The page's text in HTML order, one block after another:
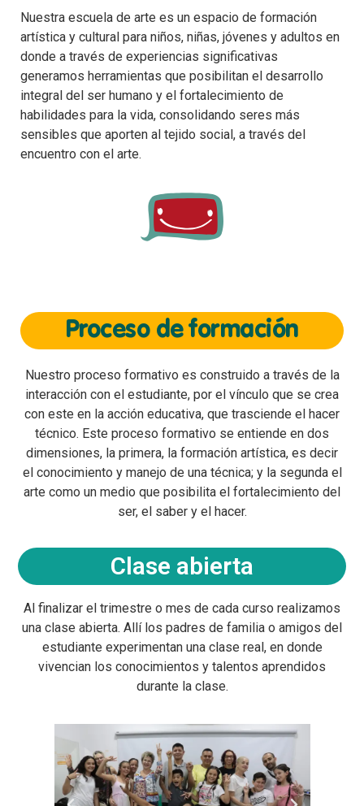
Nuestra escuela de arte es un espacio de formación
artística y cultural para niños, niñas, jóvenes y adultos en
donde a través de experiencias significativas
generamos herramientas que posibilitan el desarrollo
integral del ser humano y el fortalecimiento de
habilidades para la vida, consolidando seres más
sensibles que aporten al tejido social, a través del
encuentro con el arte.
Proceso de formación
Nuestro proceso formativo es construido a través de la
interacción con el estudiante, por el vínculo que se crea
con este en la acción educativa, que trasciende el hacer
técnico. Este proceso formativo se entiende en dos
dimensiones, la primera, la formación artística, es decir
el conocimiento y manejo de una técnica; y la segunda el
arte como un medio que posibilita el fortalecimiento del
ser, el saber y el hacer.
Clase abierta
Al finalizar el trimestre o mes de cada curso realizamos
una clase abierta. Allí los padres de familia o amigos del
estudiante experimentan una clase real, en donde
vivencian los conocimientos y talentos aprendidos
durante la clase.